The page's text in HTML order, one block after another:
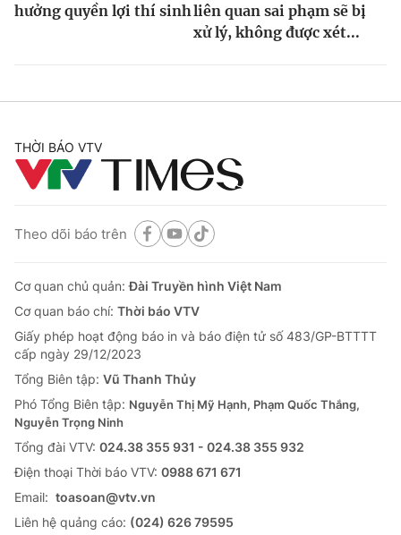
hưởng quyền lợi thí sinhliên quan sai phạm sẽ bị
xử lý, không được xét...
THỜI BÁO VTV
Theo dõi báo trên
Cơ quan chủ quản:Đài Truyền hình Việt Nam
Cơ quan báo chí: Thời báo VTV
Giấy phép hoạt động báo in và báo điện tử số 483/GP-BTTTT
cấp ngày 29/12/2023
Tổng Biên tập: Vũ Thanh Thủy
Phó Tổng Biên tập: Nguyễn Thị Mỹ Hạnh, Phạm Quốc Thắng,
Nguyễn Trọng Ninh
Tổng đài VTV: 024.38 355 931 - 024.38 355 932
Ðiện thoại Thời báo VTV: 0988 671 671
Email: toasoan@vtv.vn
Liên hệ quảng cáo: (024) 626 79595